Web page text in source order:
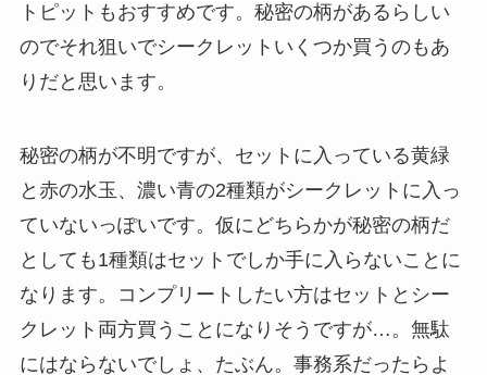
トピットもおすすめです。秘密の柄があるらしい
のでそれ狙いでシークレットいくつか買うのもあ
りだと思います。
秘密の柄が不明ですが、セットに入っている黄緑
と赤の水玉、濃い青の2種類がシークレットに入っ
ていないっぽいです。仮にどちらかが秘密の柄だ
としても1種類はセットでしか手に入らないことに
なります。コンプリートしたい方はセットとシー
クレット両方買うことになりそうですが…。無駄
にはならないでしょ、たぶん。事務系だったらよ